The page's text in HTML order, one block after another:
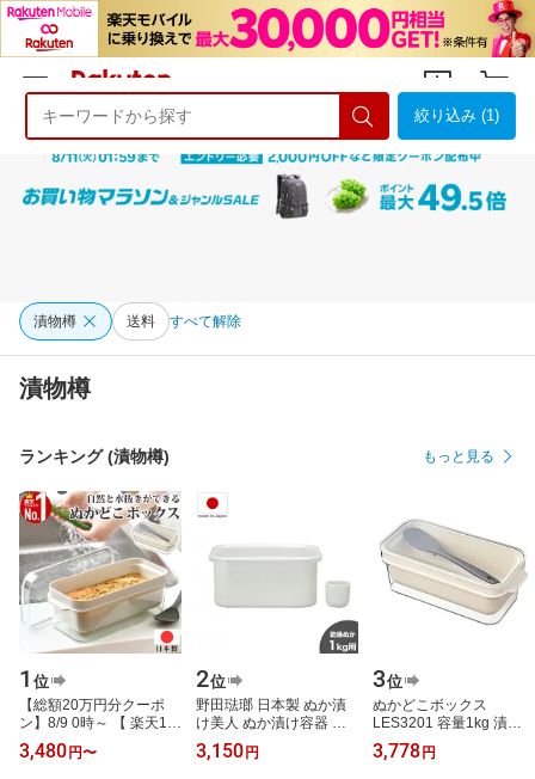
ようこそ 楽天市場へ ログイン
絞り込み (1)
漬物樽 送料 すべて解除
漬物樽
ランキング (漬物樽) もっと見る
1 位
【総額20万円分クーポ
ン】8/9 0時～ 【 楽天1位
】 オークス ぬかどこボ
ックス ぬか床ボックス
3,480 円〜
2位
野田琺瑯 日本製 ぬか漬
け美人 ぬか漬け容器 水
取り器付 TK-32 ホーロー
琺瑯 野田ホーロー 水抜
3,150 円
3位
ぬかどこボックス
LES3201 容量1kg 漬け
物容器 leye レイエ オー
クス ぬか床 ぬか漬け 保
3,778 円